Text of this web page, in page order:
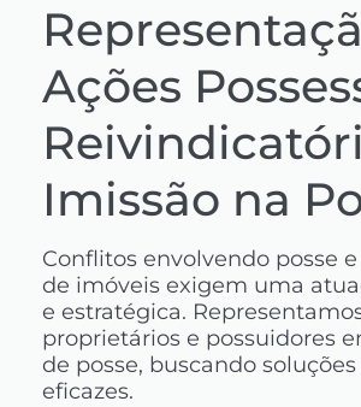
Ações
Imissão na
Conflitos envolvendo posse
de imóveis exigem uma
e estratégica.
proprietários e possuidores
de posse, buscando
eficazes.